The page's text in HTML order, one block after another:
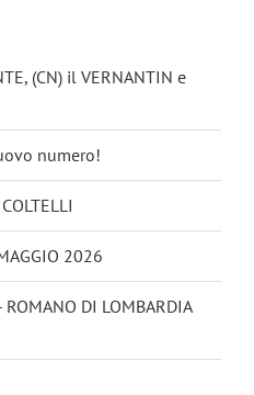
(CN) il VERNANTIN e
numero!
2026
DI LOMBARDIA